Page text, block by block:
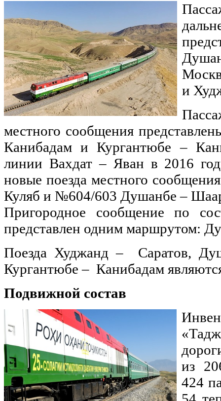
и
местного сообщения
Канибадам и Кургантюбе –
линии Вахдат – Яван в 2016
новые поезда местного
Куляб и №604/603 Душанбе –
Пригородное сообщение по
представлен одним маршрутом:
Поезда Худжанд – Саратов,
Кургантюбе – Канибадам
Подвижной состав
из
424